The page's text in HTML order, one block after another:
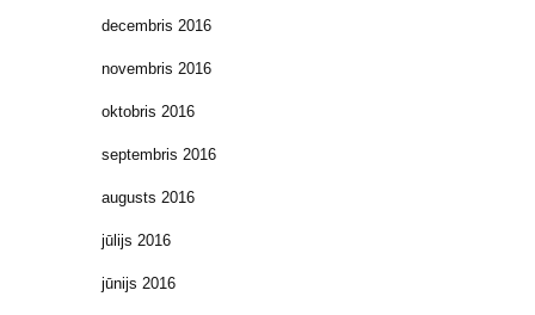
decembris 2016
novembris 2016
oktobris 2016
septembris 2016
augusts 2016
jūlijs 2016
jūnijs 2016